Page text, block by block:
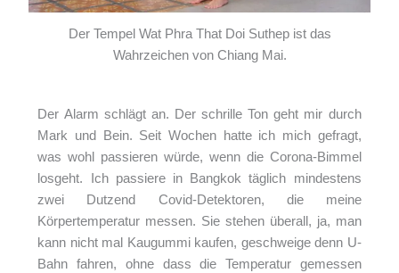
Der Tempel Wat Phra That Doi Suthep ist das
Wahrzeichen von Chiang Mai.
Der Alarm schlägt an. Der schrille Ton geht mir durch
Mark und Bein. Seit Wochen hatte ich mich gefragt,
was wohl passieren würde, wenn die Corona-Bimmel
losgeht. Ich passiere in Bangkok täglich mindestens
zwei Dutzend Covid-Detektoren, die meine
Körpertemperatur messen. Sie stehen überall, ja, man
kann nicht mal Kaugummi kaufen, geschweige denn U-
Bahn fahren, ohne dass die Temperatur gemessen